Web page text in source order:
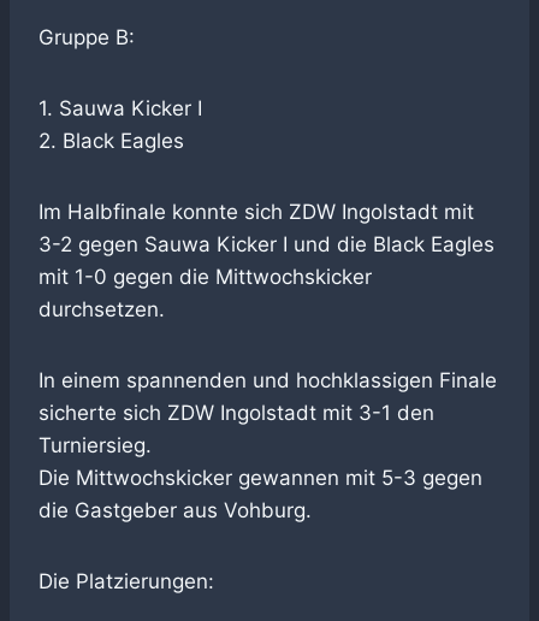
Gruppe B:
1. Sauwa Kicker I
2. Black Eagles
Im Halbfinale konnte sich ZDW Ingolstadt mit
3-2 gegen Sauwa Kicker I und die Black Eagles
mit 1-0 gegen die Mittwochskicker
durchsetzen.
In einem spannenden und hochklassigen Finale
sicherte sich ZDW Ingolstadt mit 3-1 den
Turniersieg.
Die Mittwochskicker gewannen mit 5-3 gegen
die Gastgeber aus Vohburg.
Die Platzierungen: